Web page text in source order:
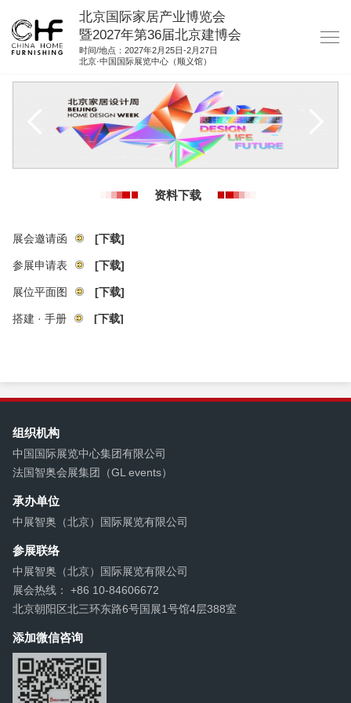
北京国际家居产业博览会
暨2027年第36届北京建博会
时间/地点：2027年2月25日-2月27日
北京·中国国际展览中心（顺义馆）
资料下载
集团展会
参展联络
资料下载
展会邀请函 [下载]
参展申请表 [下载]
展位平面图 [下载]
搭建 · 手册 [下载]
组织机构
中国国际展览中心集团有限公司
法国智奥会展集团（GL events）
承办单位
中展智奥（北京）国际展览有限公司
参展联络
中展智奥（北京）国际展览有限公司
展会热线： +86 10-84606672
北京朝阳区北三环东路6号国展1号馆4层388室
添加微信咨询